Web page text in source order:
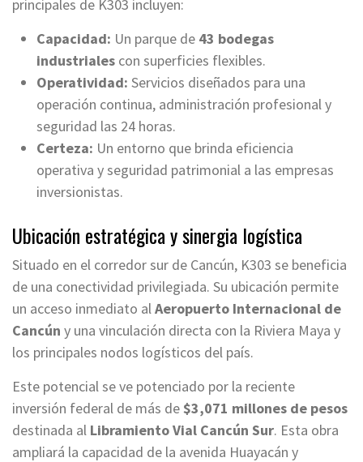
principales de K303 incluyen:
Capacidad: Un parque de 43 bodegas
industriales con superficies flexibles.
Operatividad: Servicios diseñados para una
operación continua, administración profesional y
seguridad las 24 horas.
Certeza: Un entorno que brinda eficiencia
operativa y seguridad patrimonial a las empresas
inversionistas.
Ubicación estratégica y sinergia logística
Situado en el corredor sur de Cancún, K303 se beneficia
de una conectividad privilegiada. Su ubicación permite
un acceso inmediato alAeropuerto Internacional de
Cancún y una vinculación directa con la Riviera Maya y
los principales nodos logísticos del país.
Este potencial se ve potenciado por la reciente
inversión federal de más de$3,071 millones de pesos
destinada al Libramiento Vial Cancún Sur. Esta obra
ampliará la capacidad de la avenida Huayacán y